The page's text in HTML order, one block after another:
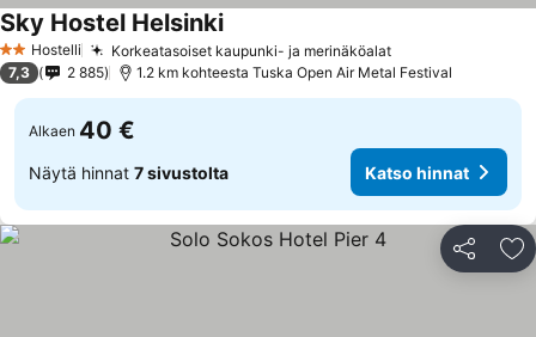
2 Tähtiluokitus
Hostelli Korkeatasoiset kaupunki- ja merinäköalatKatso hinnat
Sky Hostel HelsinkiKatso hinnat
7,3 2 885 1.2 km kohteesta Tuska Open Air Metal Festival
Alkaen 40 €
Näytä hinnat 7 sivustolta Katso hinnat
Jaa